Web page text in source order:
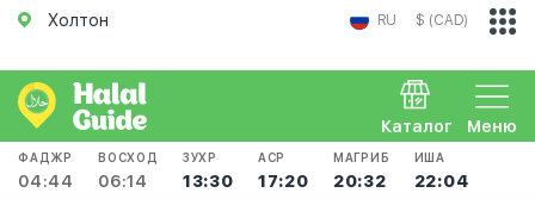
Холтон RU $ (CAD)
Меню
Каталог
ФАДЖР
04:44
ВОСХОД
06:14
ЗУХР
13:30
АСР
17:20
МАГРИБ
20:32
ИША
22:04